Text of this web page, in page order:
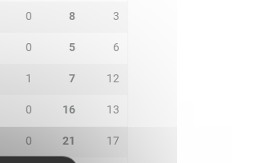
0 8 3
0 5 6
1 7 12
0 16 13
0 21 17